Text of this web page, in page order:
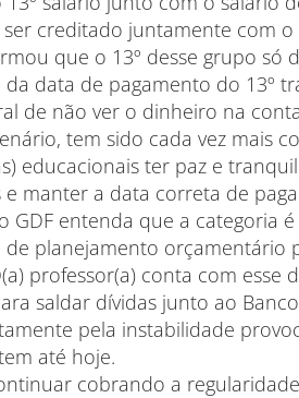
creditado juntamente com
que o 13º desse grupo só
data de pagamento do 13º
de não ver o dinheiro na
tem sido cada vez mais
educacionais ter paz e
e manter a data correta de
GDF entenda que a categoria
planejamento orçamentário
professor(a) conta com esse
saldar dívidas junto ao
pela instabilidade
até hoje.
cobrando a